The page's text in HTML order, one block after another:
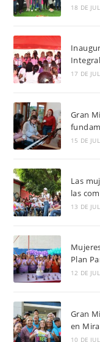
18 DE
17 DE
Gran
15 DE
Las
las
13 DE
Plan
12 DE
Gran
en
10 DE